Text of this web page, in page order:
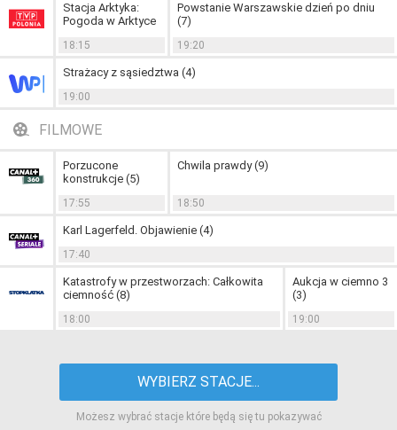
Stacja Arktyka:
Pogoda w Arktyce
18:15
Powstanie Warszawskie dzień po dniu
(7)
19:20
Strażacy z sąsiedztwa (4)
19:00
FILMOWE
Porzucone
konstrukcje (5)
17:55
Chwila prawdy (9)
18:50
Karl Lagerfeld. Objawienie (4)
17:40
Katastrofy w przestworzach: Całkowita
ciemność (8)
18:00
Aukcja w ciemno 3
(3)
19:00
WYBIERZ STACJE...
Możesz wybrać stacje które będą się tu pokazywać